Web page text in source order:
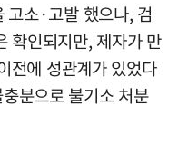
고소·고발 했으나, 검
확인되지만, 제자가 만
전에 성관계가 있었다
분으로 불기소 처분